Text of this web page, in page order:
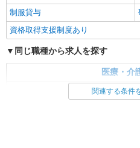
制服貸与
資格取得支援制度あり
同じ職種から求人を探す
医療・介
関連する条件